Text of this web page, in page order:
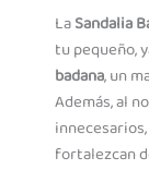
LaSandalia
tu pequeño,
badana, un
Además, al
fortalezcan